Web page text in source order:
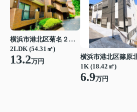
横浜市港北区菊名２丁目
2LDK (54.31㎡)
13.2万円
1K (18.42㎡)
6.9万円